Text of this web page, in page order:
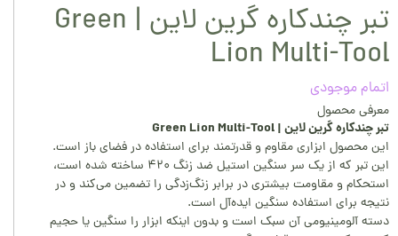
تبر چندکاره گرین لاین | Green
Lion Multi-Tool
اتمام موجودی
معرفی محصول
تبر چندکاره گرین لاین | Green Lion Multi-Tool
این محصول ابزاری مقاوم و قدرتمند برای استفاده در فضای باز است.
این تبر که از یک سر سنگین استیل ضد زنگ ۴۲۰ ساخته شده است،
استحکام و مقاومت بیشتری در برابر زنگ‌زدگی را تضمین می‌کند و در
نتیجه برای استفاده سنگین ایده‌آل است.
دسته آلومینیومی آن سبک است و بدون اینکه ابزار را سنگین یا حجیم